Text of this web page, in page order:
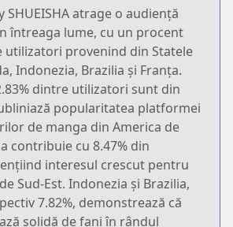
SHUEISHA atrage o audiență
întreaga lume, cu un procent
utilizatori provenind din Statele
Indonezia, Brazilia și Franța.
dintre utilizatori sunt din
popularitatea platformei
de manga din America de
contribuie cu 8.47% din
interesul crescut pentru
Sud-Est. Indonezia și Brazilia,
7.82%, demonstrează că
solidă de fani în rândul